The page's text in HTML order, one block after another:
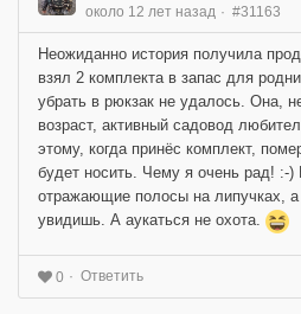
около 12 лет назад #31163
Неожиданно история получила
взял 2 комплекта в запас для
убрать в рюкзак не удалось. Она,
возраст, активный садовод
этому, когда принёс комплект,
будет носить. Чему я очень рад! :-)
отражающие полосы на липучках,
увидишь. А аукаться не охота.
0 Ответить